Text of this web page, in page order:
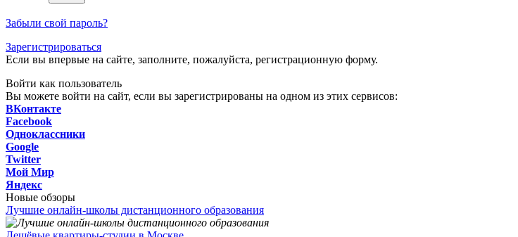
Забыли свой пароль?
Зарегистрироваться
Если вы впервые на сайте, заполните, пожалуйста, регистрационную форму.
Войти как пользователь
Вы можете войти на сайт, если вы зарегистрированы на одном из этих сервисов:
ВКонтакте
Facebook
Одноклассники
Google
Twitter
Мой Мир
Яндекс
Новые обзоры
Лучшие онлайн-школы дистанционного образования